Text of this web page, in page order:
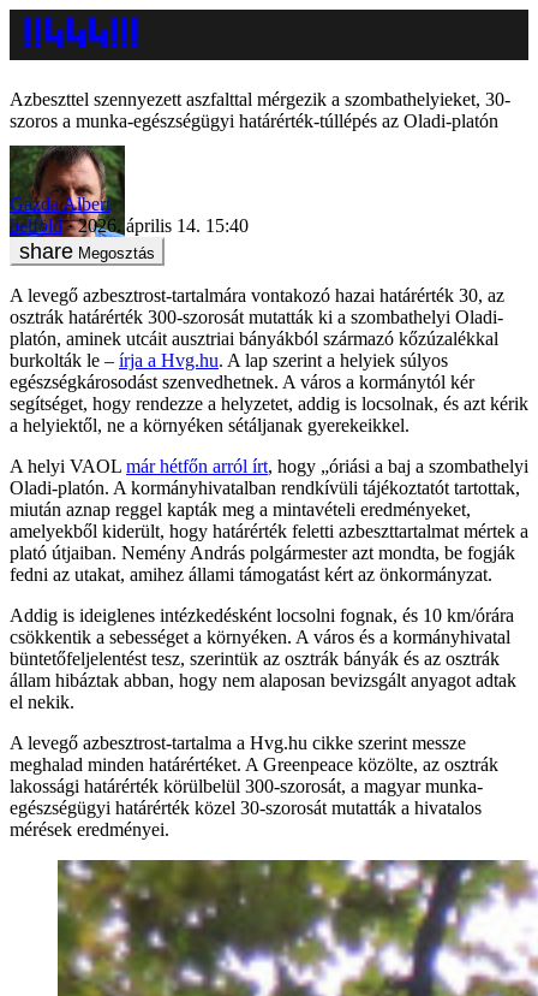
Azbeszttel szennyezett aszfalttal mérgezik a szombathelyieket, 30-
szoros a munka-egészségügyi határérték-túllépés az Oladi-platón
Gazda Albert
belföld
2026. április 14. 15:40
Megosztás
A levegő azbesztrost-tartalmára vontakozó hazai határérték 30, az
osztrák határérték 300-szorosát mutatták ki a szombathelyi Oladi-
platón, aminek utcáit ausztriai bányákból származó kőzúzalékkal
burkolták le – írja a Hvg.hu. A lap szerint a helyiek súlyos
egészségkárosodást szenvedhetnek. A város a kormánytól kér
segítséget, hogy rendezze a helyzetet, addig is locsolnak, és azt kérik
a helyiektől, ne a környéken sétáljanak gyerekeikkel.
A helyi VAOL már hétfőn arról írt, hogy „óriási a baj a szombathelyi
Oladi-platón. A kormányhivatalban rendkívüli tájékoztatót tartottak,
miután aznap reggel kapták meg a mintavételi eredményeket,
amelyekből kiderült, hogy határérték feletti azbeszttartalmat mértek a
plató útjaiban. Nemény András polgármester azt mondta, be fogják
fedni az utakat, amihez állami támogatást kért az önkormányzat.
Addig is ideiglenes intézkedésként locsolni fognak, és 10 km/órára
csökkentik a sebességet a környéken. A város és a kormányhivatal
büntetőfeljelentést tesz, szerintük az osztrák bányák és az osztrák
állam hibáztak abban, hogy nem alaposan bevizsgált anyagot adtak
el nekik.
A levegő azbesztrost-tartalma a Hvg.hu cikke szerint messze
meghalad minden határértéket. A Greenpeace közölte, az osztrák
lakossági határérték körülbelül 300-szorosát, a magyar munka-
egészségügyi határérték közel 30-szorosát mutatták a hivatalos
mérések eredményei.